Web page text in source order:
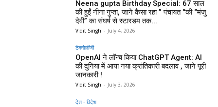
Neena gupta Birthday Special: 67 साल
की हुईं नीना गुप्ता, जाने कैसा रहा ” पंचायत “की “मंजु
देवी” का संघर्ष से स्टारडम तक...
Vidit Singh - July 4, 2026
टेक्नोलॉजी
OpenAI ने लॉन्च किया ChatGPT Agent: AI
की दुनिया में आया नया क्रांतिकारी बदलाव , जाने पूरी
जानकारी !
Vidit Singh - July 3, 2026
देश - विदेश